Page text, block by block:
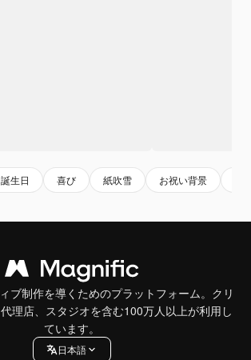
誕生日 喜び 紙吹雪 お祝い背景
ブ制作を導くためのプラットフォーム。クリ
理店、スタジオを含む100万人以上が利用し
ています。
日本語